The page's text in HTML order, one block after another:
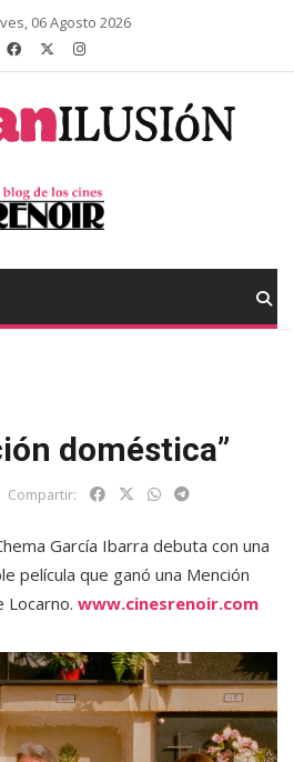
06 Agosto 2026
doméstica”
Compartir:
García Ibarra debuta con una
película que ganó una Mención
Locarno. www.cinesrenoir.com